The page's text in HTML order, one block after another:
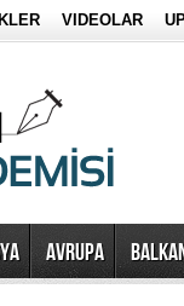
VIDEOLAR
AVRUPA